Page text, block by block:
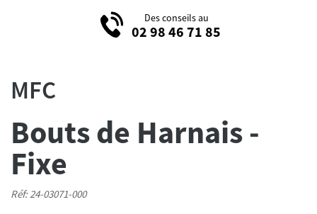
Des conseils au
02 98 46 71 85
MFC
Bouts de Harnais -
Fixe
Réf: 24-03071-000